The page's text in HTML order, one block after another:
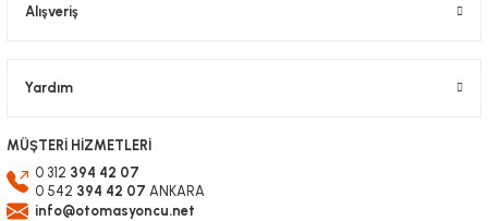
Alışveriş
Yardım
MÜŞTERİ HİZMETLERİ
0 312 394 42 07
0 542 394 42 07 ANKARA
info@otomasyoncu.net